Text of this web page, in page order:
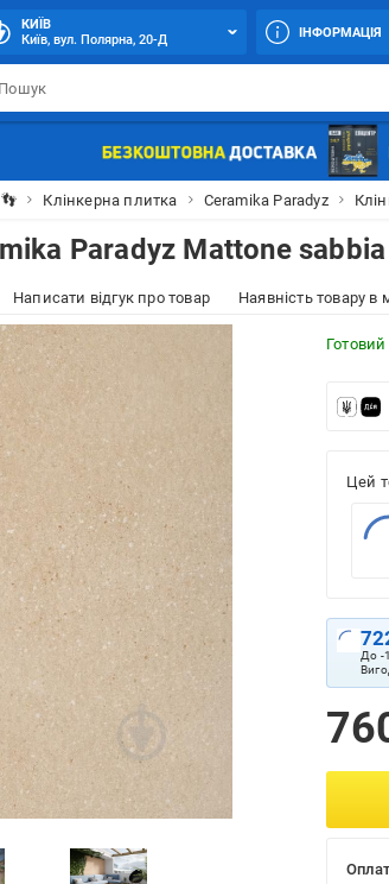
КИЇВ
Київ, вул. Полярна, 20-Д
ІНФОРМАЦІЯ
Клінкерна плитка Ceramika Paradyz
Paradyz Mattone
Написати відгук про товар Наявність товару в
Цей
До -